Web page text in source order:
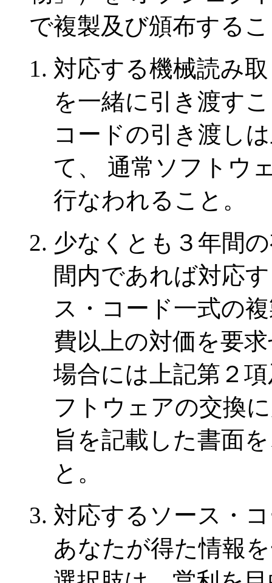
で複製及び頒布する
対応する機械読み
を一緒に引き渡す
コードの引き渡し
て、 通常ソフトウ
行なわれること。
少なくとも３年間
間内であれば対応
ス・コード一式の
費以上の対価を要
場合には上記第２
フトウェアの交換
旨を記載した書面
と。
対応するソース・
あなたが得た情報